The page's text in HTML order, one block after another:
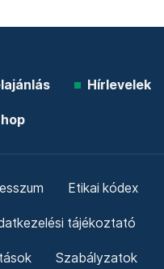
Hírlevelek
Etikai kódex
tájékoztató
Szabályzatok